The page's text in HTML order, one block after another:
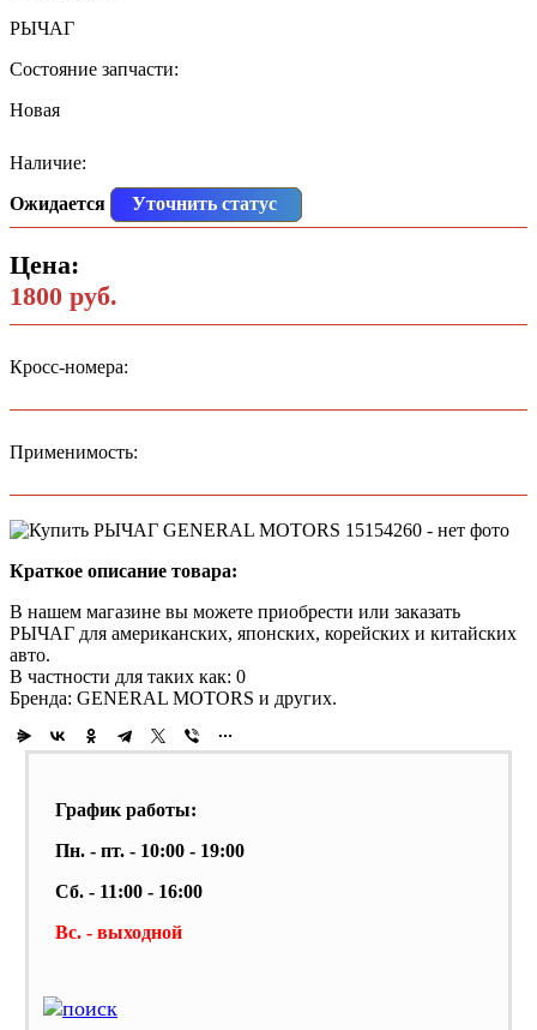
РЫЧАГ
Состояние запчасти:
Новая
Наличие:
Ожидается
Уточнить статус
Цена:
1800 руб.
Кросс-номера:
Применимость:
Краткое описание товара:
В нашем магазине вы можете приобрести или заказать
РЫЧАГ для американских, японских, корейских и китайских
авто.
В частности для таких как: 0
Бренда: GENERAL MOTORS и других.
График работы:
Пн. - пт. - 10:00 - 19:00
Сб. - 11:00 - 16:00
Вс. - выходной